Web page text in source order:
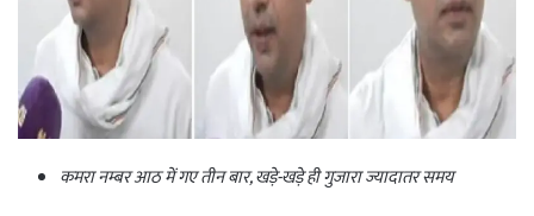
कमरा नम्बर आठ में गए तीन बार, खड़े-खड़े ही गुजारा ज्यादातर समय